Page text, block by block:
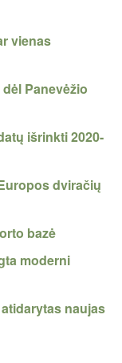
vienas
Panevėžio
išrinkti 2020-
dviračių
bazė
moderni
naujas